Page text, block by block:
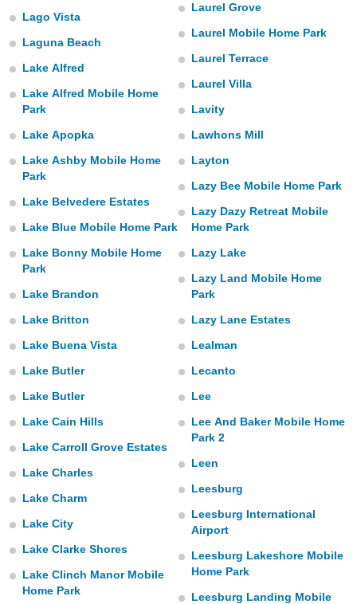
disponible
cookies
aceptar
de
sitio
de que
el sitio
para
o
aunque
Puedes
acceder a
web a
Lago Vista
Laguna Beach
Lake Alfred
Lake Alfred Mobile Home
Park
Lake Apopka
Lake Ashby Mobile Home
Park
Lake Belvedere Estates
Lake Blue Mobile Home Park
Lake Bonny Mobile Home
Park
Lake Brandon
Lake Britton
Lake Buena Vista
Lake Butler
Lake Butler
Lake Cain Hills
Lake Carroll Grove Estates
Lake Charles
Lake Charm
Lake City
Lake Clarke Shores
Lake Clinch Manor Mobile
Home Park
Laurel Grove
Laurel Mobile Home Park
Laurel Terrace
Laurel Villa
Lavity
Lawhons Mill
Layton
Lazy Bee Mobile Home Park
Lazy Dazy Retreat Mobile
Home Park
Lazy Lake
Lazy Land Mobile Home
Park
Lazy Lane Estates
Lealman
Lecanto
Lee
Lee And Baker Mobile Home
Park 2
Leen
Leesburg
Leesburg International
Airport
Leesburg Lakeshore Mobile
Home Park
Leesburg Landing Mobile